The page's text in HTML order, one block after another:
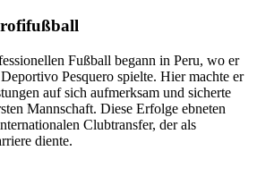
Fußball begann in Peru, wo er
Pesquero spielte. Hier machte er
auf sich aufmerksam und sicherte
Mannschaft. Diese Erfolge ebneten
Clubtransfer, der als
diente.